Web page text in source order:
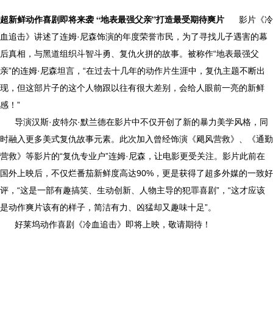
超新鲜动作喜剧即将来袭 “地表最强父亲”打造最受期待爽片 影片《冷
血追击》讲述了连姆·尼森饰演的年度荣誉市民，为了寻找儿子遇害的幕
后真相，与黑道组织斗智斗勇、复仇火拼的故事。被称作“地表最强父
亲”的连姆·尼森坦言，“在过去十几年的动作片生涯中，复仇主题不断出
现，但这部片子的这个人物跟以往有很大差别，会给人眼前一亮的新鲜
感！”
导演汉斯·皮特尔·默兰德在影片中不仅开创了新的暴力美学风格，同
时融入更多美式复仇故事元素。此次加入曾经饰演《飓风营救》、《通勤
营救》等影片的“复仇专业户”连姆·尼森，让电影更受关注。影片此前在
国外上映后，不仅烂番茄新鲜度高达90%，更是获得了超多外媒的一致好
评，“这是一部有趣搞笑、生动创新、人物主导的犯罪喜剧”，“这才应该
是动作爽片该有的样子，简洁有力、凶猛却又趣味十足”。
好莱坞动作喜剧《冷血追击》即将上映，敬请期待！